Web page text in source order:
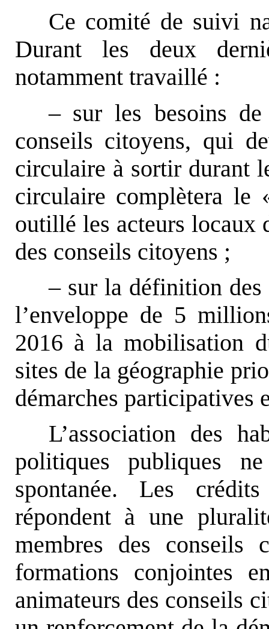
Ce comité de suivi
Durant les deux
notamment travaillé :
– sur les besoins de
conseils citoyens, qui
circulaire à sortir durant
circulaire complètera le
outillé les acteurs locaux
des conseils citoyens ;
– sur la définition des
l’enveloppe de 5
2016 à la mobilisation
sites de la géographie
démarches participatives
L’association des
politiques publiques
spontanée. Les
répondent à une
membres des conseils
formations conjointes
animateurs des conseils